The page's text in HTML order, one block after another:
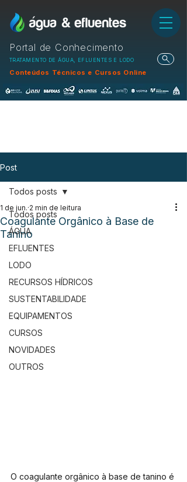
Portal de Conhecimento
TRATAMENTO DE ÁGUA, EFLUENTES E LODO
Conteúdos Técnicos e Cursos Online
Post
Todos posts
ÁGUA
EFLUENTES
LODO
RECURSOS HÍDRICOS
SUSTENTABILIDADE
EQUIPAMENTOS
CURSOS
NOVIDADES
OUTROS
Todos posts
Coagulante Orgânico à Base de
Tanino
1 de jun. 2 min de leitura
O coagulante orgânico à base de tanino é